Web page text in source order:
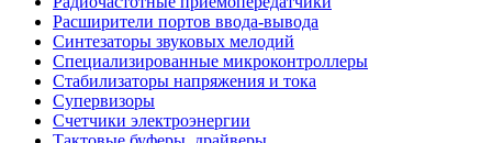
Расширители портов ввода-вывода
Синтезаторы звуковых мелодий
Специализированные микроконтроллеры
Стабилизаторы напряжения и тока
Супервизоры
Счетчики электроэнергии